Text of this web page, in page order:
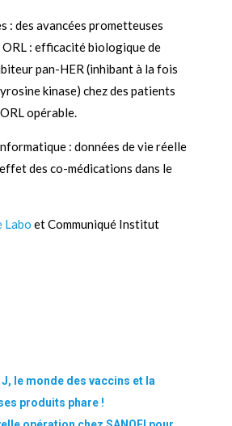
: des avancées prometteuses
ORL : efficacité biologique de
pan-HER (inhibant à la fois
kinase) chez des patients
opérable.
: données de vie réelle
des co-médications dans le
Labo et Communiqué Institut
le monde des vaccins et la
produits phare !